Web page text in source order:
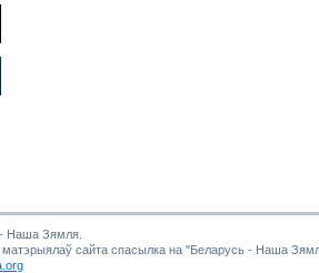
Наша Зямля.
сайта спасылка на "Беларусь - Наша